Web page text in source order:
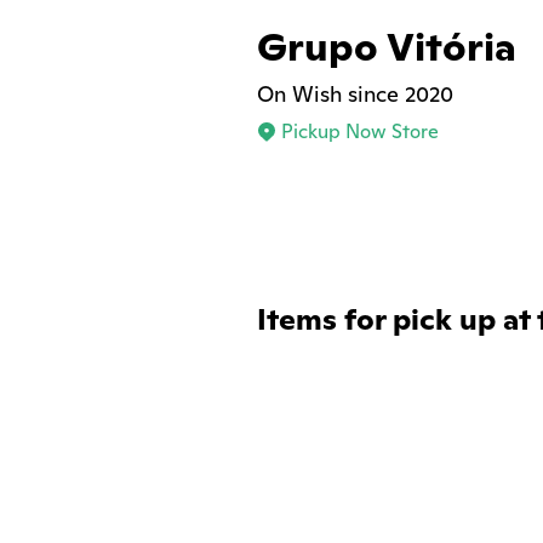
Grupo Vitória
On Wish since 2020
Pickup Now Store
Items for pick up at